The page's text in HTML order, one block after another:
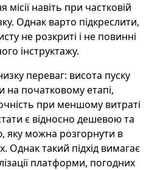
навіть при частковій
Однак варто підкреслити,
не розкриті і не повинні
інструктажу.
переваг: висота пуску
початковому етапі,
при меншому витраті
є відносно дешевою та
можна розгорнути в
Однак такий підхід вимагає
платформи, погодних